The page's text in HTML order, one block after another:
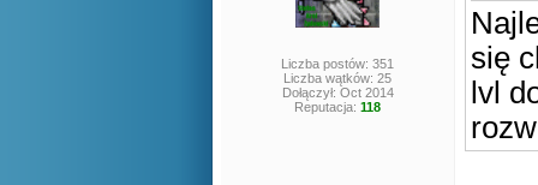
Liczba postów: 351
Liczba wątków: 25
Dołączył: Oct 2014
Reputacja: 118
się
lvl